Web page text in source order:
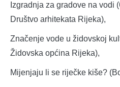
Izgradnja za gradove na vodi
Društvo arhitekata Rijeka),
Značenje vode u židovskoj
Židovska općina Rijeka),
Mijenjaju li se riječke kiše?